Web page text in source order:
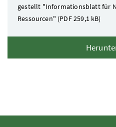
gestellt "Informationsblatt für
Ressourcen" (PDF259,1 kB)